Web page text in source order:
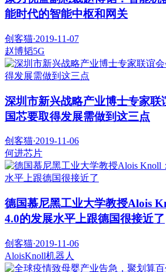
能时代的智能中枢和网关
创客猫·2019-11-07
赵博韬5G
深圳市新兴战略产业博士专家联
国芯要取得发展需做到这三点
创客猫·2019-11-06
何进芯片
德国慕尼黑工业大学教授Alois
4.0的发展水平上跟德国很接近了
创客猫·2019-11-06
AloisKnoll机器人